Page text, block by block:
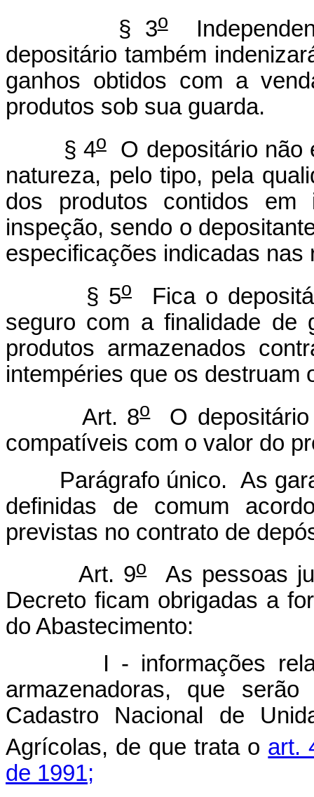
§ 3o
depositário também
ganhos obtidos com a
produtos sob sua guarda.
§ 4oO depositário não
natureza, pelo tipo, pela
dos produtos contidos em
inspeção, sendo o
especificações indicadas
§ 5o
Fica o
seguro com a finalidade de
produtos armazenados
intempéries que os destruam
Art. 8oO depositário
compatíveis com o valor do
Parágrafo único. As
definidas de comum
previstas no contrato de
Art. 9oAs pessoas
Decreto ficam obrigadas a
do Abastecimento:
I - informações
armazenadoras, que
Cadastro Nacional de
Agrícolas, de que trata o art.
de 1991;